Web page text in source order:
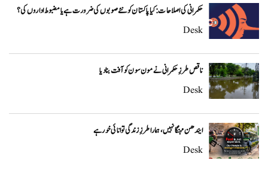
حکمرانی کی اصلاحات: کیا پاکستان کو نئے صوبوں کی ضرورت ہے یا مضبوط اداروں کی؟
Desk
ناقص طرزِ حکمرانی نے مون سون کو آفت بنا دیا
Desk
ایندھن مہنگا نہیں، ہمارا طرزِ زندگی توانائی خور ہے
Desk